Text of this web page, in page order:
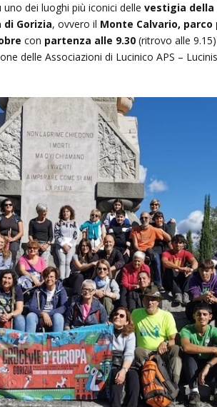
dei luoghi più iconici dellevestigia della
Gorizia, ovvero il Monte Calvario,
con partenza alle 9.30 (ritrovo alle
delle Associazioni di Lucinico APS –